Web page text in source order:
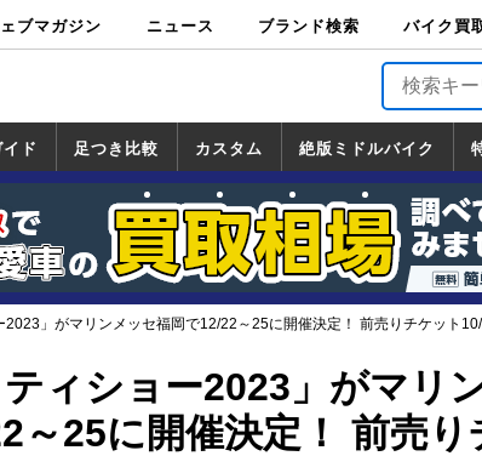
ブマガジン ニュース ブランド検索 バイク買
バイク買
ド 足つき比較 カスタム
カスタム
一覧
ホンダ
ヤマハ
スズキ
カワサキ
絶版ミドルバイク
絶版ミドルバイク
一覧
ホンダ
ヤマハ
スズキ
カワサキ
道の駅調査隊
ツーリング情報局
日本の道50選
国道めぐり
林道ツーリング
2023」がマリンメッセ福岡で12/22～25に開催決定！ 前売りチケット
ティショー2023」がマリ
～25に開催決定！ 前売り